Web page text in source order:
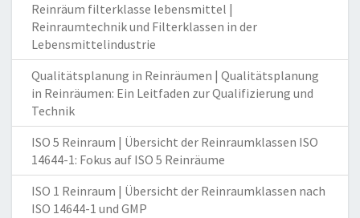
Reinräum filterklasse lebensmittel |
Reinraumtechnik und Filterklassen in der
Lebensmittelindustrie
Qualitätsplanung in Reinräumen | Qualitätsplanung
in Reinräumen: Ein Leitfaden zur Qualifizierung und
Technik
ISO 5 Reinraum | Übersicht der Reinraumklassen ISO
14644-1: Fokus auf ISO 5 Reinräume
ISO 1 Reinraum | Übersicht der Reinraumklassen nach
ISO 14644-1 und GMP